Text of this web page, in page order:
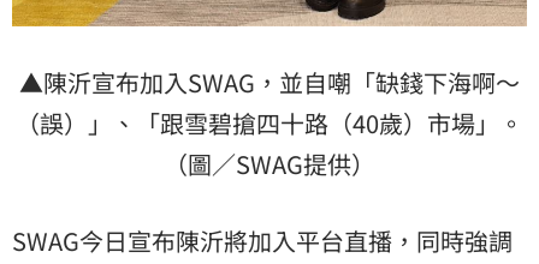
▲陳沂宣布加入SWAG，並自嘲「缺錢下海啊～
（誤）」、「跟雪碧搶四十路（40歲）市場」。
（圖／SWAG提供）
SWAG今日宣布陳沂將加入平台直播，同時強調